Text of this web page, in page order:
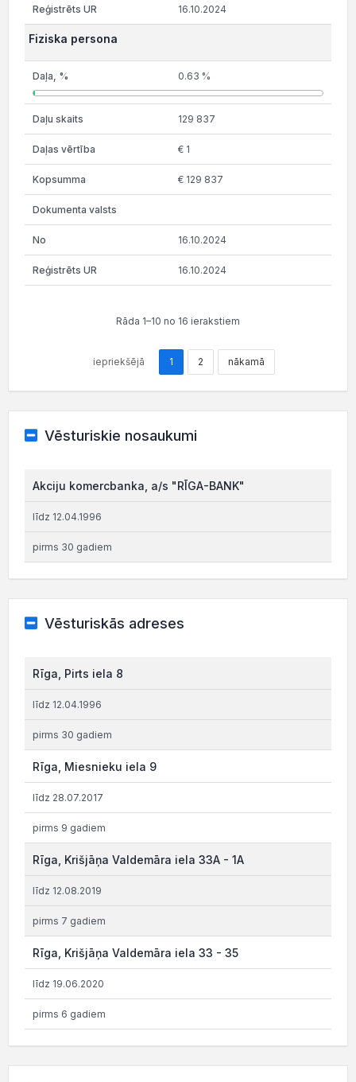
16.10.2024
Fiziska persona
0.63 %
129 837
€ 1
€ 129 837
16.10.2024
16.10.2024
Rāda 1–10 no 16 ierakstiem
iepriekšējā 1 2 nākamā
Vēsturiskie nosaukumi
Akciju komercbanka, a/s "RĪGA-BANK"
līdz 12.04.1996
pirms 30 gadiem
Vēsturiskās adreses
Rīga, Pirts iela 8
līdz 12.04.1996
pirms 30 gadiem
Rīga, Miesnieku iela 9
līdz 28.07.2017
pirms 9 gadiem
Rīga, Krišjāņa Valdemāra iela 33A - 1A
līdz 12.08.2019
pirms 7 gadiem
Rīga, Krišjāņa Valdemāra iela 33 - 35
līdz 19.06.2020
pirms 6 gadiem